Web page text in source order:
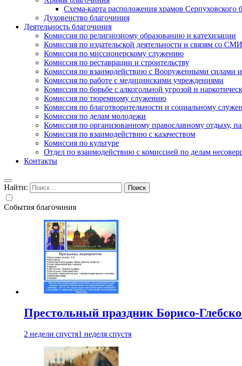
Схема-карта расположения храмов Серпуховского
Духовенство благочиния
Деятельность благочиния
Комиссия по религиозному образованию и катехизации
Комиссия по издательской деятельности и связям со СМИ
Комиссия по миссионерскому служению
Комиссия по реставрации и строительству
Комиссия по взаимодействию с Вооруженными силами
Комиссия по работе с медицинскими учреждениями
Комиссия по борьбе с алкогольной угрозой и
Комиссия по тюремному служению
Комиссия по благотворительности и социальному
Комиссия по делам молодежи
Комиссия по организованному православному отдыху,
Комиссия по взаимодействию с казачеством
Комиссия по культуре
Отдел по взаимодействию с комиссией по делам
Контакты
Найти:
События благочиния
Престольный праздник Борисо-
2 недели спустя1 неделя спустя